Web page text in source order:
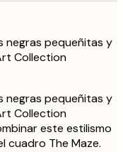
negras pequeñitas y
Collection
negras pequeñitas y
Collection
este estilismo
cuadro The Maze.